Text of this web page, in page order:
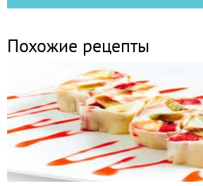
Похожие рецепты